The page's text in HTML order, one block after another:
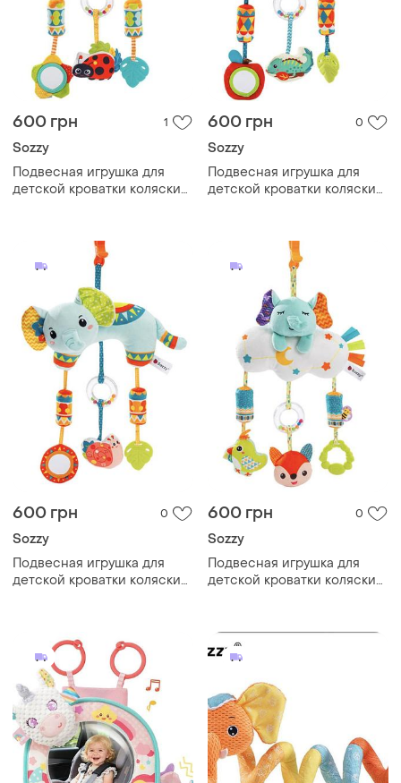
600 грн 1
Sozzy
Подвесная игрушка для
детской кроватки коляски
600 грн 0
Sozzy
Подвесная игрушка для
детской кроватки коляски
600 грн 0
Sozzy
Подвесная игрушка для
детской кроватки коляски
600 грн 0
Sozzy
Подвесная игрушка для
детской кроватки коляски